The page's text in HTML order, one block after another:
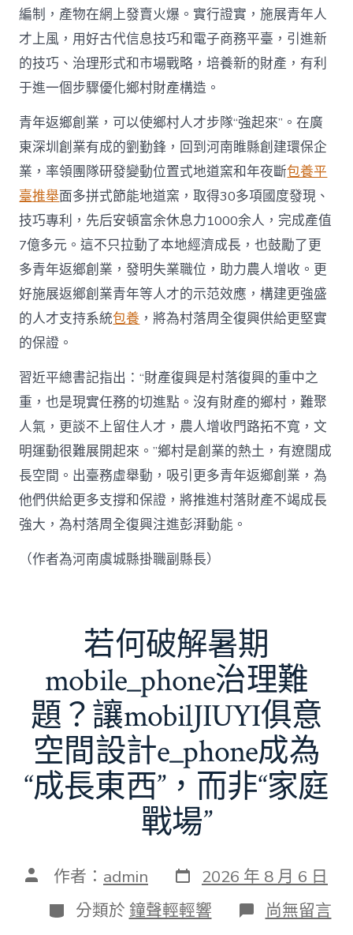
編制，產物在網上發賣火爆。實行證實，施展青年人
才上風，用好古代信息技巧和電子商務平臺，引進新
的技巧、治理形式和市場戰略，培養新的財產，有利
于進一個步驟優化鄉村財產構造。
青年返鄉創業，可以使鄉村人才步隊“強起來”。在廣
東深圳創業有成的劉勤鋒，回到河南睢縣創建環保企
業，率領團隊研發變動位置式地道窯和年夜斷包養平
臺推舉面多拼式節能地道窯，取得30多項國度發現、
技巧專利，先后安頓富余休息力1000余人，完成產值
7億多元。這不只拉動了本地經濟成長，也鼓勵了更
多青年返鄉創業，發明失業職位，助力農人增收。更
好施展返鄉創業青年等人才的示范效應，構建更強盛
的人才支持系統包養 ，將為村落周全復興供給更堅實
的保證。
習近平總書記指出：“財產復興是村落復興的重中之
重，也是現實任務的切進點。沒有財產的鄉村，難聚
人氣，更談不上留住人才，農人增收門路拓不寬，文
明運動很難展開起來。”鄉村是創業的熱土，有遼闊成
長空間。出臺務虛舉動，吸引更多青年返鄉創業，為
他們供給更多支撐和保證，將推進村落財產不竭成長
強大，為村落周全復興注進彭湃動能。
（作者為河南虞城縣掛職副縣長）
若何破解暑期
mobile_phone治理難
題？讓mobilJIUYI俱意
空間設計e_phone成為
“成長東西”，而非“家庭
戰場”
文 作者： admin 發
表
日
期
2026 年 8 月 6 日
分
類
分類於 鐘聲輕輕響 在
〈若
尚無留言